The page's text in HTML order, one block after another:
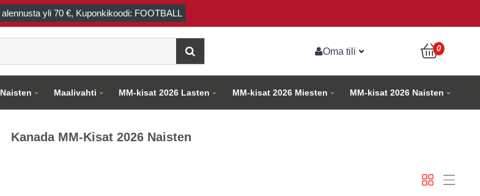
alennusta yli 70 €, Kuponkikoodi: FOOTBALL
Oma tili 0
Naisten Maalivahti MM-kisat 2026 Lasten MM-kisat 2026 Miesten MM-kisat 2026 Naisten
Kanada MM-Kisat 2026 Naisten